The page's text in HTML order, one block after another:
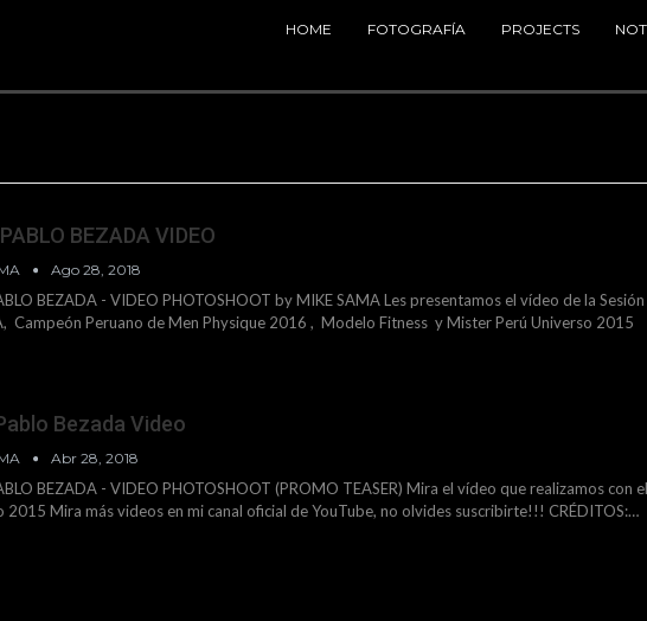
HOME FOTOGRAFÍA PROJECTS
BEZADA VIDEO
Ago 28, 2018
BEZADA - VIDEO PHOTOSHOOT by MIKE SAMA Les presentamos el vídeo de la
Campeón Peruano de Men Physique 2016 , Modelo Fitness y Mister Perú Universo 2015
Bezada Video
Abr 28, 2018
BEZADA - VIDEO PHOTOSHOOT (PROMO TEASER) Mira el vídeo que realizamos con
2015 Mira más videos en mi canal oficial de YouTube, no olvides suscribirte!!! CRÉDITOS:…